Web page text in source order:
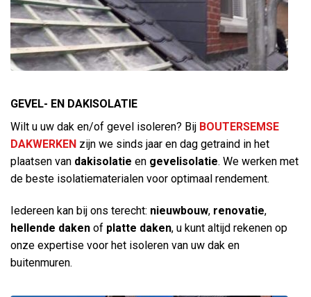
GEVEL- EN DAKISOLATIE
Wilt u uw dak en/of gevel isoleren? Bij BOUTERSEMSE
DAKWERKEN zijn we sinds jaar en dag getraind in het
plaatsen van dakisolatie en gevelisolatie. We werken met
de beste isolatiematerialen voor optimaal rendement.
Iedereen kan bij ons terecht: nieuwbouw, renovatie,
hellende daken of platte daken, u kunt altijd rekenen op
onze expertise voor het isoleren van uw dak en
buitenmuren.